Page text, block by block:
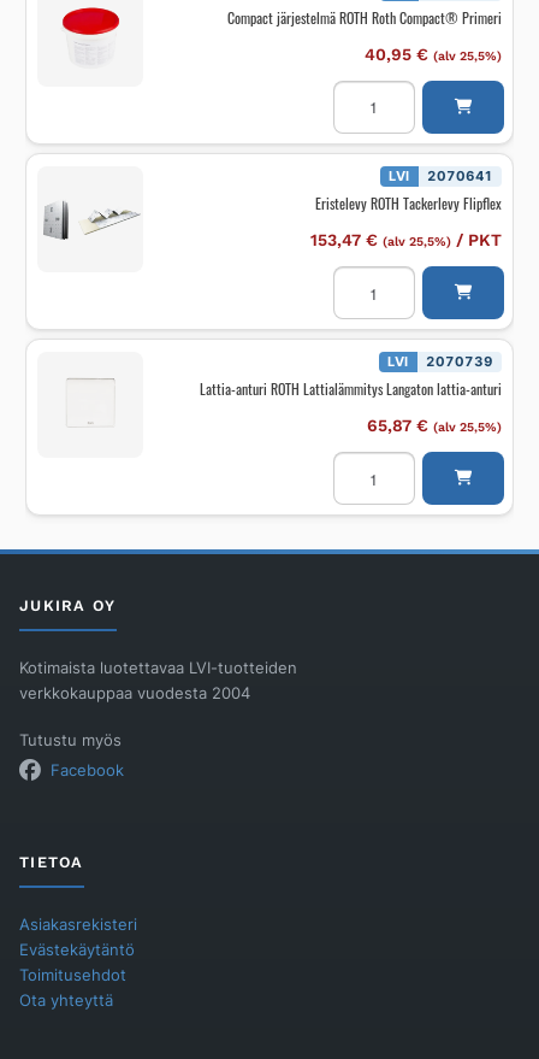
Compact järjestelmä ROTH Roth Compact® Primeri
40,95 € (alv 25,5%)
Compact
järjestelmä
Roth
Compact®
Primeri
määrä
LVI 2070641
Eristelevy ROTH Tackerlevy Flipflex
153,47 € (alv 25,5%)/ PKT
Eristelevy
ROTH
Tackerlevy
Flipflex
määrä
LVI 2070739
Lattia-anturi ROTH Lattialämmitys Langaton lattia-anturi
65,87 € (alv 25,5%)
Lattia-
anturi
ROTH
Lattialämmitys
anturi
JUKIRA OY
Kotimaista luotettavaa LVI-tuotteiden
verkkokauppaa vuodesta 2004
Tutustu myös
Facebook
TIETOA
Asiakasrekisteri
Evästekäytäntö
Toimitusehdot
Ota yhteyttä